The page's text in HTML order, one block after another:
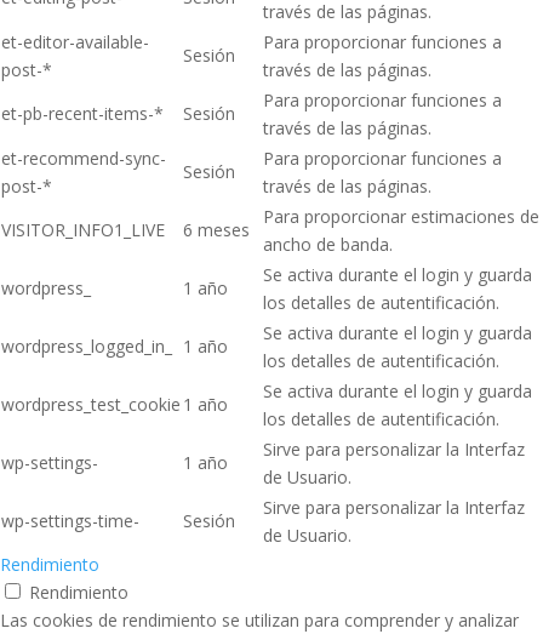
través de las páginas.
et-editor-available-
post-*
Sesión
Para proporcionar funciones a
través de las páginas.
et-pb-recent-items-*
Sesión
Para proporcionar funciones a
través de las páginas.
et-recommend-sync-
post-*
Sesión
Para proporcionar funciones a
través de las páginas.
VISITOR_INFO1_LIVE
6 meses
Para proporcionar estimaciones de
ancho de banda.
wordpress_
1 año
Se activa durante el login y guarda
los detalles de autentificación.
wordpress_logged_in_
1 año
Se activa durante el login y guarda
los detalles de autentificación.
wordpress_test_cookie 1 año
Se activa durante el login y guarda
los detalles de autentificación.
wp-settings-
1 año
Sirve para personalizar la Interfaz
de Usuario.
wp-settings-time-
Sesión
Sirve para personalizar la Interfaz
de Usuario.
Rendimiento
Rendimiento
Las cookies de rendimiento se utilizan para comprender y analizar